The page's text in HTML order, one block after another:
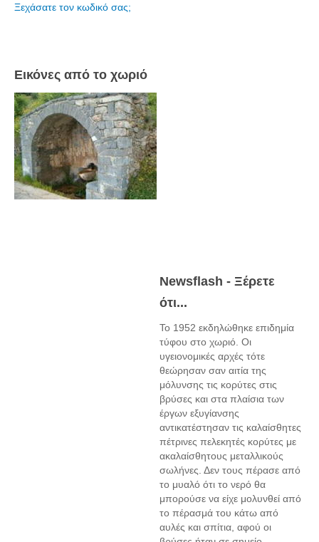
Ξεχάσατε τον κωδικό σας;
Εικόνες από το χωριό
Newsflash - Ξέρετε
ότι...
Το 1952 εκδηλώθηκε επιδημία
τύφου στο χωριό. Οι
υγειονομικές αρχές τότε
θεώρησαν σαν αιτία της
μόλυνσης τις κορύτες στις
βρύσες και στα πλαίσια των
έργων εξυγίανσης
αντικατέστησαν τις καλαίσθητες
πέτρινες πελεκητές κορύτες με
ακαλαίσθητους μεταλλικούς
σωλήνες. Δεν τους πέρασε από
το μυαλό ότι το νερό θα
μπορούσε να είχε μολυνθεί από
το πέρασμά του κάτω από
αυλές και σπίτια, αφού οι